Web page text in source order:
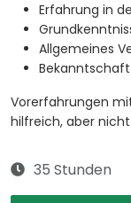
Erfahrung in
Allgemeines
Vorerfahrungen
hilfreich, aber
35 Stunden